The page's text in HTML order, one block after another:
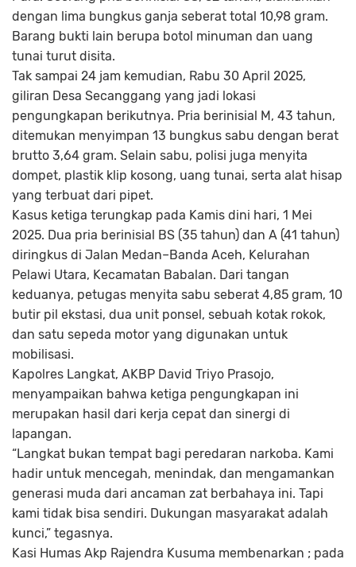
dengan lima bungkus ganja seberat total 10,98 gram.
Barang bukti lain berupa botol minuman dan uang
tunai turut disita.
Tak sampai 24 jam kemudian, Rabu 30 April 2025,
giliran Desa Secanggang yang jadi lokasi
pengungkapan berikutnya. Pria berinisial M, 43 tahun,
ditemukan menyimpan 13 bungkus sabu dengan berat
brutto 3,64 gram. Selain sabu, polisi juga menyita
dompet, plastik klip kosong, uang tunai, serta alat hisap
yang terbuat dari pipet.
Kasus ketiga terungkap pada Kamis dini hari, 1 Mei
2025. Dua pria berinisial BS (35 tahun) dan A (41 tahun)
diringkus di Jalan Medan–Banda Aceh, Kelurahan
Pelawi Utara, Kecamatan Babalan. Dari tangan
keduanya, petugas menyita sabu seberat 4,85 gram, 10
butir pil ekstasi, dua unit ponsel, sebuah kotak rokok,
dan satu sepeda motor yang digunakan untuk
mobilisasi.
Kapolres Langkat, AKBP David Triyo Prasojo,
menyampaikan bahwa ketiga pengungkapan ini
merupakan hasil dari kerja cepat dan sinergi di
lapangan.
“Langkat bukan tempat bagi peredaran narkoba. Kami
hadir untuk mencegah, menindak, dan mengamankan
generasi muda dari ancaman zat berbahaya ini. Tapi
kami tidak bisa sendiri. Dukungan masyarakat adalah
kunci,” tegasnya.
Kasi Humas Akp Rajendra Kusuma membenarkan ; pada